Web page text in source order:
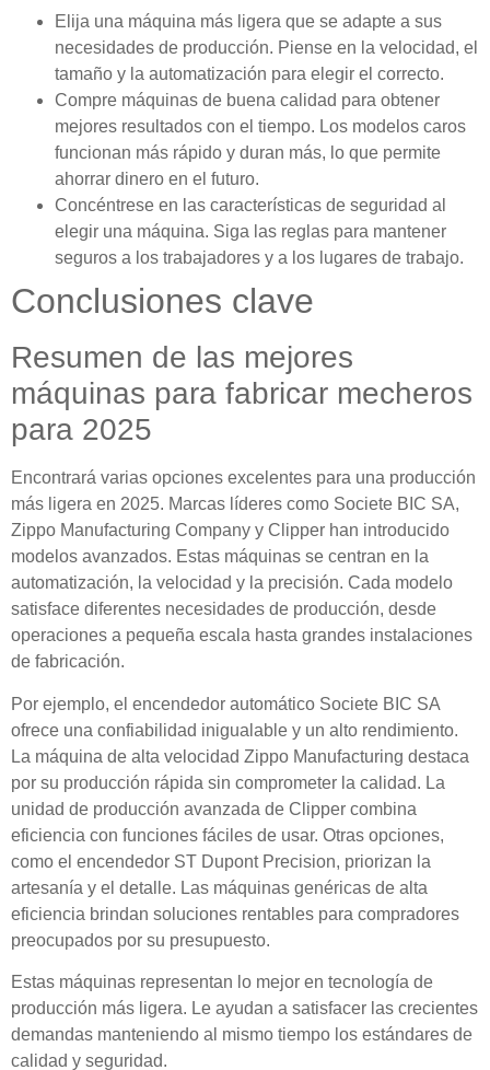
Elija una máquina más ligera que se adapte a sus
necesidades de producción. Piense en la velocidad, el
tamaño y la automatización para elegir el correcto.
Compre máquinas de buena calidad para obtener
mejores resultados con el tiempo. Los modelos caros
funcionan más rápido y duran más, lo que permite
ahorrar dinero en el futuro.
Concéntrese en las características de seguridad al
elegir una máquina. Siga las reglas para mantener
seguros a los trabajadores y a los lugares de trabajo.
Conclusiones clave
Resumen de las mejores
máquinas para fabricar mecheros
para 2025
Encontrará varias opciones excelentes para una producción
más ligera en 2025. Marcas líderes como Societe BIC SA,
Zippo Manufacturing Company y Clipper han introducido
modelos avanzados. Estas máquinas se centran en la
automatización, la velocidad y la precisión. Cada modelo
satisface diferentes necesidades de producción, desde
operaciones a pequeña escala hasta grandes instalaciones
de fabricación.
Por ejemplo, el encendedor automático Societe BIC SA
ofrece una confiabilidad inigualable y un alto rendimiento.
La máquina de alta velocidad Zippo Manufacturing destaca
por su producción rápida sin comprometer la calidad. La
unidad de producción avanzada de Clipper combina
eficiencia con funciones fáciles de usar. Otras opciones,
como el encendedor ST Dupont Precision, priorizan la
artesanía y el detalle. Las máquinas genéricas de alta
eficiencia brindan soluciones rentables para compradores
preocupados por su presupuesto.
Estas máquinas representan lo mejor en tecnología de
producción más ligera. Le ayudan a satisfacer las crecientes
demandas manteniendo al mismo tiempo los estándares de
calidad y seguridad.